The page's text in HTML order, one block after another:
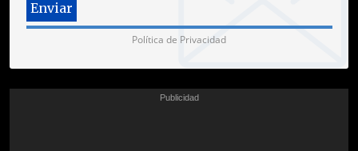
Política de Privacidad